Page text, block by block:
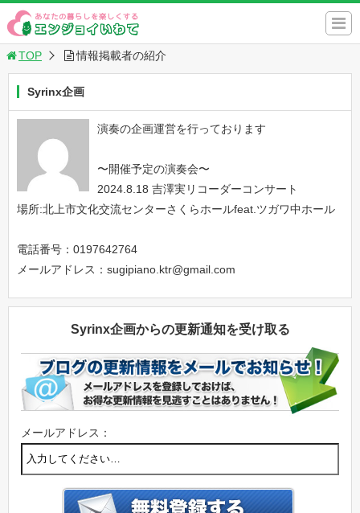
TOP 情報掲載者の紹介
Syrinx企画
演奏の企画運営を行っております
〜開催予定の演奏会〜
2024.8.18 吉澤実リコーダーコンサート
場所:北上市文化交流センターさくらホールfeat.ツガワ中ホール
電話番号：0197642764
メールアドレス：sugipiano.ktr@gmail.com
Syrinx企画からの更新通知を受け取る
メールアドレス：